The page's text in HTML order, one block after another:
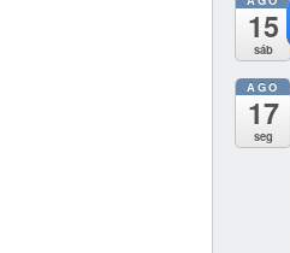
15
sáb
AGO
17
seg